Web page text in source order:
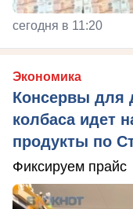
сегодня в 11:20
Экономика
Консервы для
колбаса идет
продукты по
Фиксируем прайс